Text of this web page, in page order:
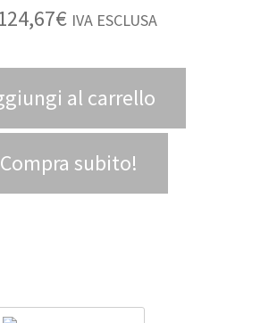
€ IVA ESCLUSA
al carrello
Compra subito!